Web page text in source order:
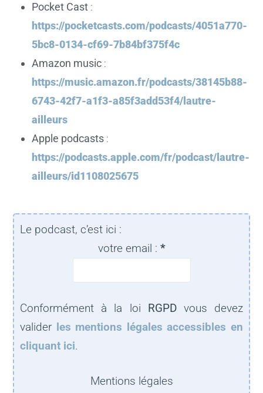
Pocket Cast :
https://pocketcasts.com/podcasts/4051a770-
5bc8-0134-cf69-7b84bf375f4c
Amazon music :
https://music.amazon.fr/podcasts/38145b88-
6743-42f7-a1f3-a85f3add53f4/lautre-
ailleurs
Apple podcasts :
https://podcasts.apple.com/fr/podcast/lautre-
ailleurs/id1108025675
Le podcast, c’est ici :
votre email : *
Conformément à la loi RGPDvous devez
valider les mentions légales accessibles en
cliquant ici.
Mentions légales